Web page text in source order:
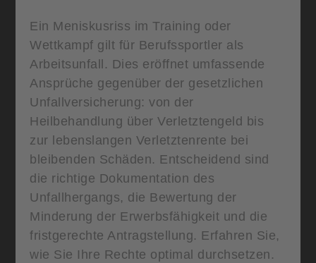
Ein Meniskusriss im Training oder
Wettkampf gilt für Berufssportler als
Arbeitsunfall. Dies eröffnet umfassende
Ansprüche gegenüber der gesetzlichen
Unfallversicherung: von der
Heilbehandlung über Verletztengeld bis
zur lebenslangen Verletztenrente bei
bleibenden Schäden. Entscheidend sind
die richtige Dokumentation des
Unfallhergangs, die Bewertung der
Minderung der Erwerbsfähigkeit und die
fristgerechte Antragstellung. Erfahren Sie,
wie Sie Ihre Rechte optimal durchsetzen.